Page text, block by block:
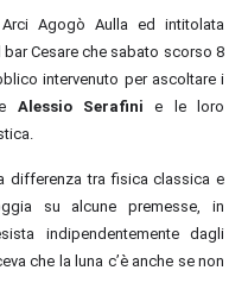
Agogò Aulla ed intitolata
Cesare che sabato scorso 8
intervenuto per ascoltare i
Alessio Serafinie le loro
differenza tra fisica classica e
su alcune premesse, in
indipendentemente dagli
che la luna c’èanche se non